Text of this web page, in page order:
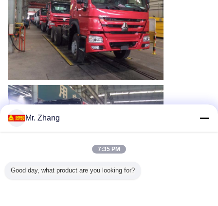
Mr. Zhang
7:35 PM
Good day, what product are you looking for?